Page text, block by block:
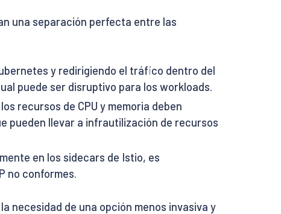
una separación perfecta entre las
y redirigiendo el tráfico dentro del
puede ser disruptivo para los workloads.
recursos de CPU y memoria deben
pueden llevar a infrautilización de recursos
en los sidecars de Istio, es
no conformes.
necesidad de una opción menos invasiva y